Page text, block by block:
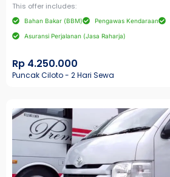
This offer includes:
Bahan Bakar (BBM) Pengawas Kendaraan
Asuransi Perjalanan (Jasa Raharja)
Rp 4.250.000
Puncak Ciloto - 2 Hari Sewa